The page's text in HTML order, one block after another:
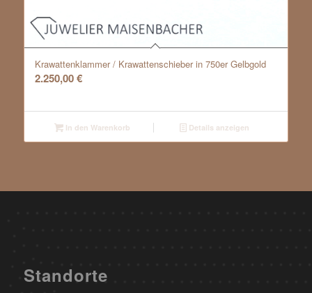
Krawattenklammer / Krawattenschieber in 750er Gelbgold
2.250,00€
In den Warenkorb Details anzeigen
Standorte